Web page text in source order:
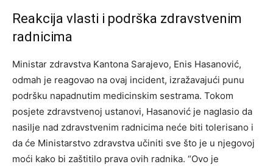
Reakcija vlasti i podrška zdravstvenim
radnicima
Ministar zdravstva Kantona Sarajevo, Enis Hasanović,
odmah je reagovao na ovaj incident, izražavajući punu
podršku napadnutim medicinskim sestrama. Tokom
posjete zdravstvenoj ustanovi, Hasanović je naglasio da
nasilje nad zdravstvenim radnicima neće biti tolerisano i
da će Ministarstvo zdravstva učiniti sve što je u njegovoj
moći kako bi zaštitilo prava ovih radnika. “Ovo je